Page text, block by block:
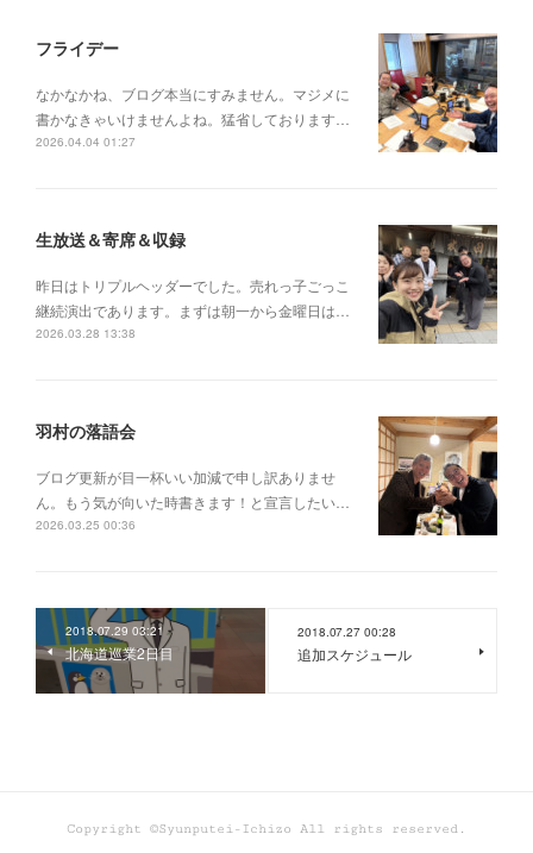
フライデー
なかなかね、ブログ本当にすみません。マジメに
書かなきゃいけませんよね。猛省しております…
2026.04.04 01:27
生放送＆寄席＆収録
昨日はトリプルヘッダーでした。売れっ子ごっこ
継続演出であります。まずは朝一から金曜日は…
2026.03.28 13:38
羽村の落語会
ブログ更新が目一杯いい加減で申し訳ありませ
ん。もう気が向いた時書きます！と宣言したい…
2026.03.25 00:36
2018.07.29 03:21
北海道巡業2日目
2018.07.27 00:28
追加スケジュール
Copyright ©Syunputei-Ichizo All rights reserved.